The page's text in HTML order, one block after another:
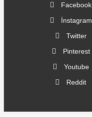
Facebook
İnstagram
Twitter
Pinterest
Youtube
Reddit